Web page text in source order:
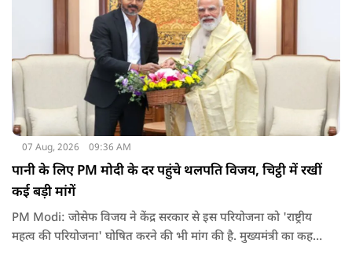
07 Aug, 2026 09:36 AM
पानी के लिए PM मोदी के दर पहुंचे थलपति विजय, चिट्ठी में रखीं
कई बड़ी मांगें
PM Modi: जोसेफ विजय ने केंद्र सरकार से इस परियोजना को 'राष्ट्रीय
महत्व की परियोजना' घोषित करने की भी मांग की है. मुख्यमंत्री का कहना